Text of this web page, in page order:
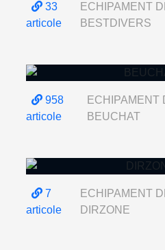
33
articole
ECHIPAMENT
BESTDIVERS
958
articole
ECHIPAMENT
BEUCHAT
7
articole
ECHIPAMENT
DIRZONE